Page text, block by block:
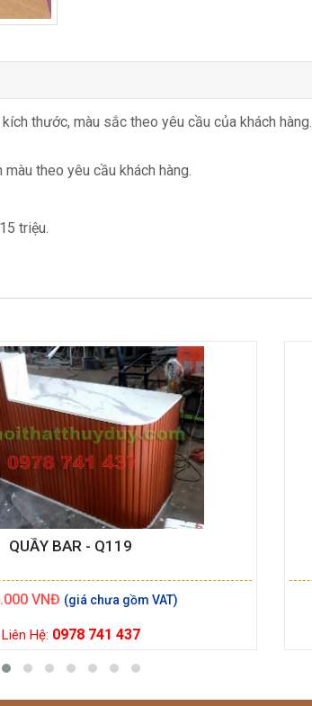
thước, màu sắc theo yêu cầu của khách hàng.
theo yêu cầu khách hàng.
triệu.
QUẦY BAR - Q119
VNĐ
Liên Hệ: 0978 741 437